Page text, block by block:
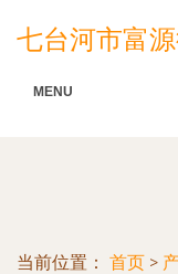
七台河市富
MENU
当前位置： 首页 >